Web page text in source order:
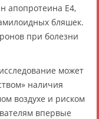
апопротеина E4,
бляшек.
при болезни
может
наличия
воздухе и риском
впервые